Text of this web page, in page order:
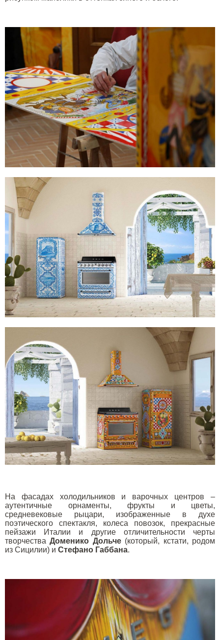
На фасадах холодильников и варочных центров –
аутентичные орнаменты, фрукты и цветы,
средневековые рыцари, изображенные в духе
поэтического спектакля, колеса повозок, прекрасные
пейзажи Италии и другие отличительности черты
творчестваДоменико Дольче(который, кстати, родом
из Сицилии) и Стефано Габбана.